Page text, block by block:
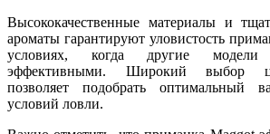
Высококачественные материалы и
ароматы гарантируют уловистость
условиях, когда другие
эффективными. Широкий выбор
позволяет подобрать оптимальный
условий ловли.